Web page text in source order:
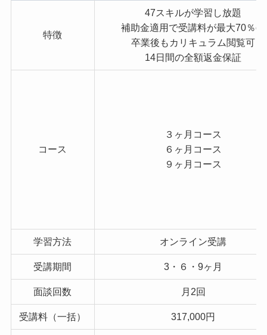
特徴
47スキルが学習し放題
補助金適用で受講料が最大70％off
卒業後もカリキュラム閲覧可
14日間の全額返金保証
コース
３ヶ月コース
６ヶ月コース
９ヶ月コース
学習方法 オンライン受講
受講期間 3・６・9ヶ月
面談回数 月2回
受講料（一括） 317,000円